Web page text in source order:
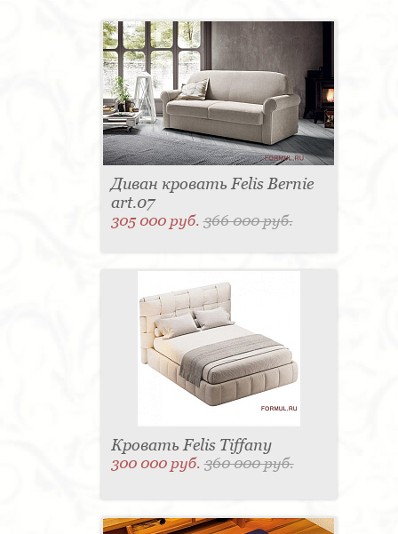
Диван кровать Felis Bernie
art.07
305 000 руб.366 000 руб.
Кровать Felis Tiffany
300 000 руб.360 000 руб.